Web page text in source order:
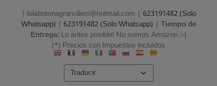
| lolabotonagranollers@hotmail.com | 623191482 (Solo
Whatsapp) | 623191482 (Solo Whatsapp) | Tiempo de
Entrega:Lo antes posible! No somos Amazon :-)
(*) Precios con Impuestos incluidos